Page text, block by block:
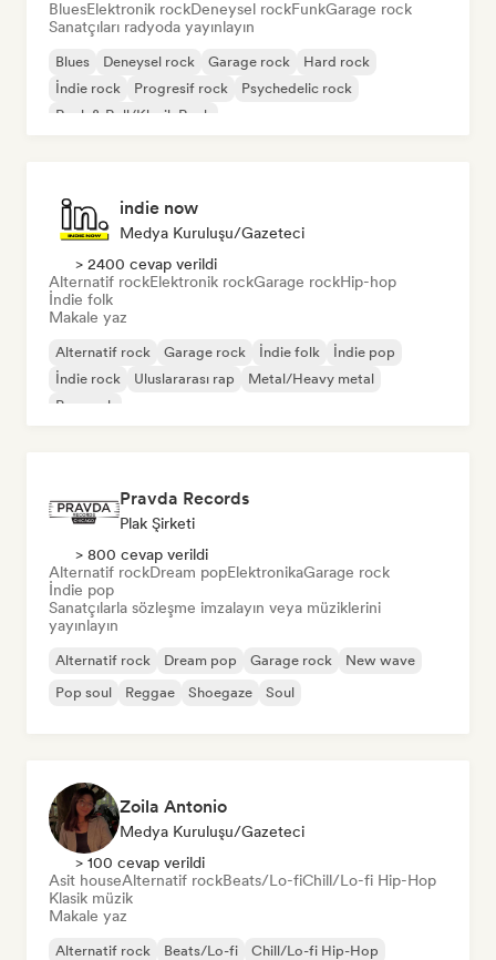
BluesElektronik rockDeneysel rockFunkGarage rock
Sanatçıları radyoda yayınlayın
Blues Deneysel rock Garage rock
Hard rock
İndie rock
Progresif rock
Psychedelic rock
Rock & Roll/Klasik Rock
indie now
Medya Kuruluşu/Gazeteci
> 2400 cevap verildi
Alternatif rockElektronik rockGarage rockHip-hop
İndie folk
Makale yaz
Alternatif rock Garage rock İndie folk
İndie pop
İndie rock
Uluslararası rap
Metal/Heavy metal
Pop rock
Pravda Records
Plak Şirketi
> 800 cevap verildi
Alternatif rockDream popElektronikaGarage rock
İndie pop
Sanatçılarla sözleşme imzalayın veya müziklerini
yayınlayın
Alternatif rock Dream pop Garage rock
New wave
Pop soul
Reggae Shoegaze Soul
Zoila Antonio
Medya Kuruluşu/Gazeteci
> 100 cevap verildi
Asit houseAlternatif rockBeats/Lo-fiChill/Lo-fi Hip-Hop
Klasik müzik
Makale yaz
Alternatif rock Beats/Lo-fi
Chill/Lo-fi Hip-Hop